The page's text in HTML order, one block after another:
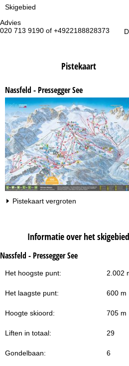
Advies
020 713 9190 of +4922188828373
Skigebied
Pistekaart
Nassfeld - Pressegger See
Pistekaart vergroten
Informatie over het skigebied
Nassfeld - Pressegger See
Het hoogste punt: 2.002
Het laagste punt: 600 m
Hoogte skioord: 705 m
Liften in totaal: 29
Gondelbaan: 6